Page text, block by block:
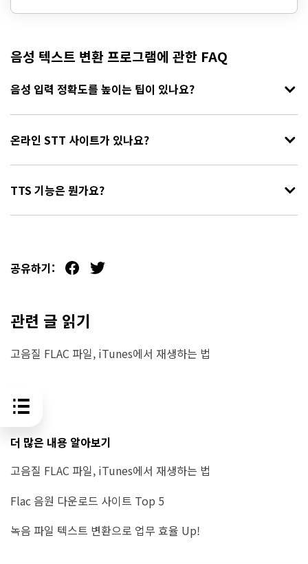
음성 텍스트 변환 프로그램에 관한 FAQ
음성 입력 정확도를 높이는 팁이 있나요?
온라인 STT 사이트가 있나요?
TTS 기능은 뭔가요?
공유하기:
관련 글 읽기
고음질 FLAC 파일, iTunes에서 재생하는 법
더 많은 내용 알아보기
고음질 FLAC 파일, iTunes에서 재생하는 법
Flac 음원 다운로드 사이트 Top 5
녹음 파일 텍스트 변환으로 업무 효율 Up!